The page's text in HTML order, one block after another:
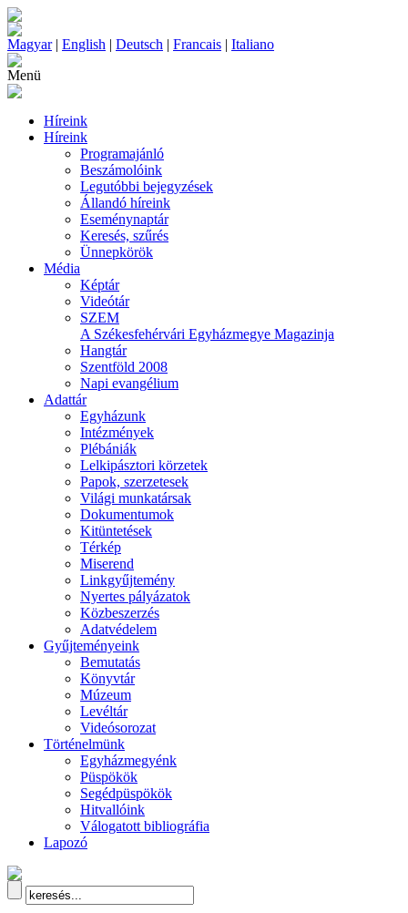
Magyar| English | Deutsch | Francais | Italiano
Menü
Híreink
Híreink
Programajánló
Beszámolóink
Legutóbbi bejegyzések
Állandó híreink
Eseménynaptár
Keresés, szűrés
Ünnepkörök
Média
Képtár
Videótár
SZEM
A Székesfehérvári Egyházmegye Magazinja
Hangtár
Szentföld 2008
Napi evangélium
Adattár
Egyházunk
Intézmények
Plébániák
Lelkipásztori körzetek
Papok, szerzetesek
Világi munkatársak
Dokumentumok
Kitüntetések
Térkép
Miserend
Linkgyűjtemény
Nyertes pályázatok
Közbeszerzés
Adatvédelem
Gyűjteményeink
Bemutatás
Könyvtár
Múzeum
Levéltár
Videósorozat
Történelmünk
Egyházmegyénk
Püspökök
Segédpüspökök
Hitvallóink
Válogatott bibliográfia
Lapozó